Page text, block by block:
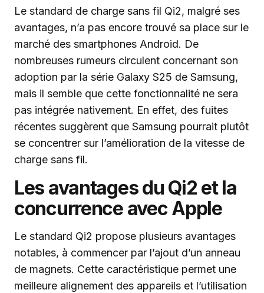
Le standard de charge sans fil Qi2, malgré ses
avantages, n’a pas encore trouvé sa place sur le
marché des smartphones Android. De
nombreuses rumeurs circulent concernant son
adoption par la série Galaxy S25 de Samsung,
mais il semble que cette fonctionnalité ne sera
pas intégrée nativement. En effet, des fuites
récentes suggèrent que Samsung pourrait plutôt
se concentrer sur l’amélioration de la vitesse de
charge sans fil.
Les avantages du Qi2 et la
concurrence avec Apple
Le standard Qi2 propose plusieurs avantages
notables, à commencer par l’ajout d’un anneau
de magnets. Cette caractéristique permet une
meilleure alignement des appareils et l’utilisation